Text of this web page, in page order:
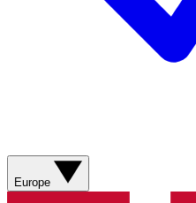
Europe